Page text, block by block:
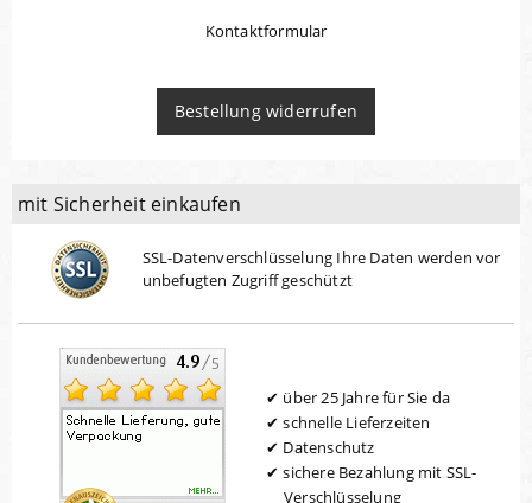
Kontaktformular
Bestellung widerrufen
mit Sicherheit einkaufen
SSL-Datenverschlüsselung Ihre Daten werden vor
unbefugten Zugriff geschützt
über 25 Jahre für Sie da
schnelle Lieferzeiten
Datenschutz
sichere Bezahlung mit SSL-
Verschlüsselung